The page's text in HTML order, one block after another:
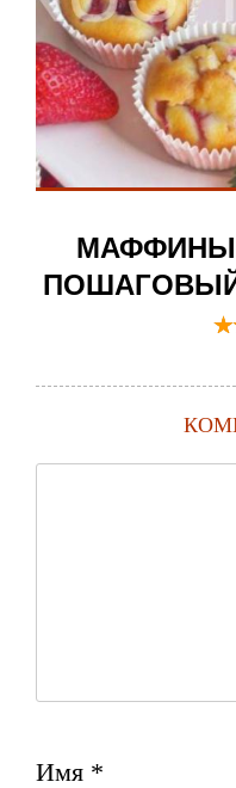
МАФФИНЫ
Имя *